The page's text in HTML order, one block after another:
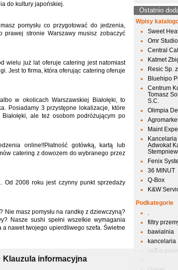
do kultury japońskiej.
pomysłu co przygotować do jedzenia,
prawej stronie Warszawy musisz zobaczyć
wielu już lat oferuje catering jest natomiast
Jest to firma, która oferując catering oferuje
w okolicach Warszawskiej Białołęki, to
Posiadamy 3 przystępne lokalizacje, które
ale też osobom podróżującym po
online!!Płatność gotówką, kartą lub
catering z dowozem do wybranego przez
Od 2008 roku jest czynny punkt sprzedaży
masz pomysłu na randkę z dziewczyną?
Nasze sushi spełni wszelkie wymagania
a nawet twojego upierdliwego szefa. Świetne
menu online w jednym miejscu!
Ostatnio
Wpisy
Sweet
Omr
Central
Katmet
Resic Sp.
Bluehipo
Centrum
Tomasz
S.C.
Olimpia
Maint
Adwokat
Fenix
36 MINUT
Q-Box
K&W
Podkategorie
.
filtry
bawialnia
kancelaria
radca
Klauzula informacyjna